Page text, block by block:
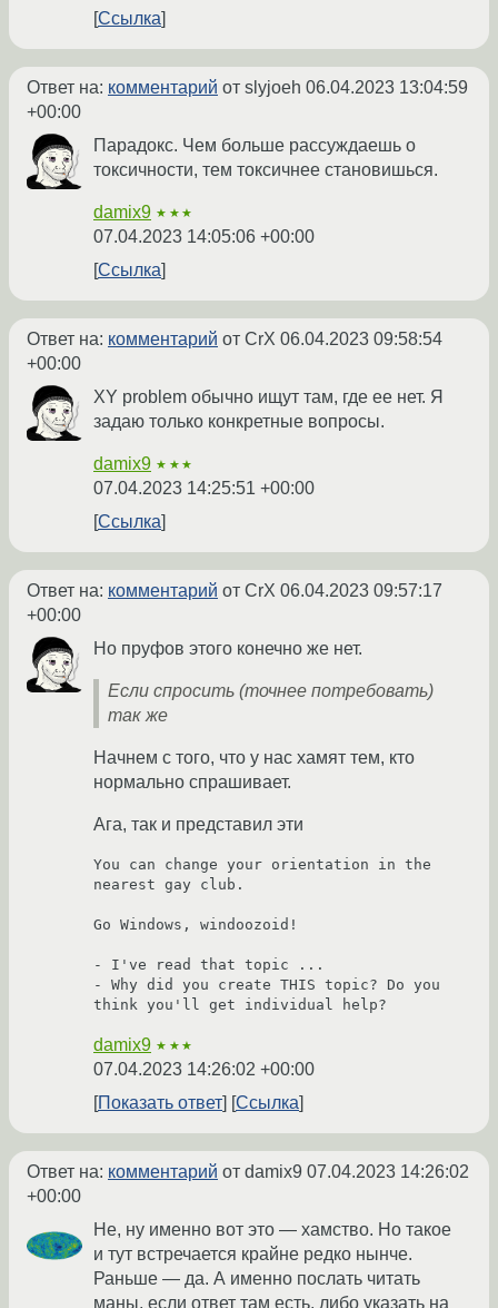
Ссылка
Ответ на: комментарий от slyjoeh 06.04.2023 13:04:59
+00:00
Парадокс. Чем больше рассуждаешь о
токсичности, тем токсичнее становишься.
damix9 ★★★
07.04.2023 14:05:06 +00:00
Ссылка
Ответ на: комментарий от CrX 06.04.2023 09:58:54
+00:00
XY problem обычно ищут там, где ее нет. Я
задаю только конкретные вопросы.
damix9 ★★★
07.04.2023 14:25:51 +00:00
Ссылка
Ответ на: комментарий от CrX 06.04.2023 09:57:17
+00:00
Но пруфов этого конечно же нет.
Если спросить (точнее потребовать)
так же
Начнем с того, что у нас хамят тем, кто
нормально спрашивает.
Ага, так и представил эти
You can change your orientation in the
nearest gay club.
Go Windows, windoozoid!
- I've read that topic ...
- Why did you create THIS topic? Do you
damix9 ★★★
07.04.2023 14:26:02 +00:00
Показать ответ
Ссылка
Ответ на: комментарий от damix9 07.04.2023 14:26:02
+00:00
Не, ну именно вот это — хамство. Но такое
и тут встречается крайне редко нынче.
Раньше — да. А именно послать читать
маны, если ответ там есть, либо указать на